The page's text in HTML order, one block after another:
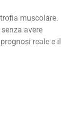
muscolare.
avere
reale e il